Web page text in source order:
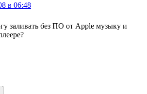
в 06:48
заливать без ПО от Apple музыку и